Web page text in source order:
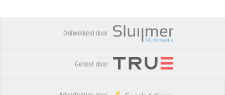
Ontwikkeld door
Gehost door